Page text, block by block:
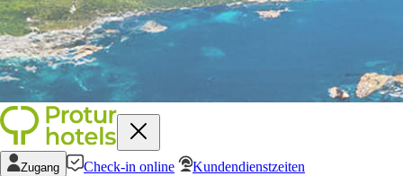
Zugang Check-in online
Kundendienstzeiten